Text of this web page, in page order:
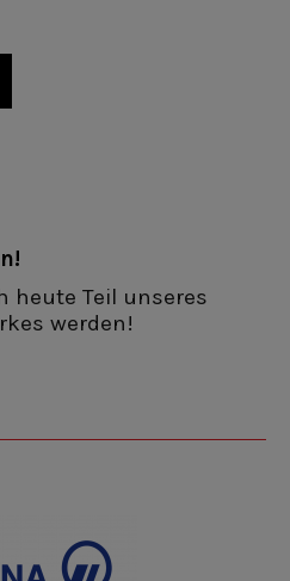
heute Teil unseres
werden!